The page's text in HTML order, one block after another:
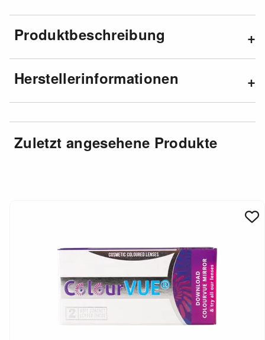
Produktbeschreibung
Herstellerinformationen
Zuletzt angesehene Produkte